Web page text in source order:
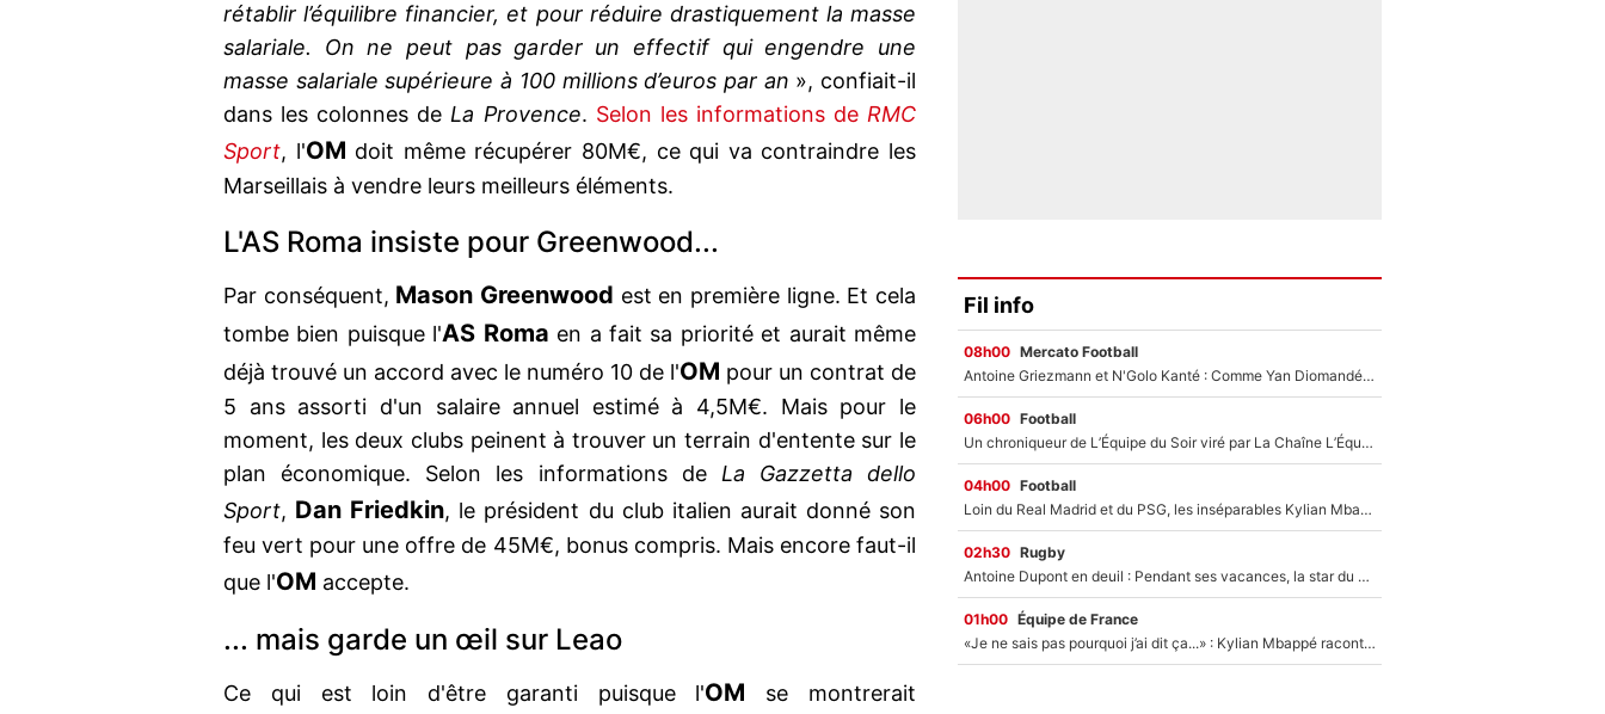
rétablir l’équilibre financier, et pour réduire drastiquement la masse
salariale. On ne peut pas garder un effectif qui engendre une
masse salariale supérieure à 100 millions d’euros par an », confiait-il
dans les colonnes deLa Provence. Selon les informations deRMC
Sport, l'OM doit même récupérer 80M€, ce qui va contraindre les
Marseillais à vendre leurs meilleurs éléments.
L'AS Roma insiste pour Greenwood...
Par conséquent, Mason Greenwood est en première ligne. Et cela
tombe bien puisque l'AS Roma en a fait sa priorité et aurait même
déjà trouvé un accord avec le numéro 10 de l'OM pour un contrat de
5 ans assorti d'un salaire annuel estimé à 4,5M€. Mais pour le
moment, les deux clubs peinent à trouver un terrain d'entente sur le
plan économique. Selon les informations de La Gazzetta dello
Sport, Dan Friedkin, le président du club italien aurait donné son
feu vert pour une offre de 45M€, bonus compris. Mais encore faut-il
que l'OM accepte.
... mais garde un œil sur Leao
Ce qui est loin d'être garanti puisque l'OM se montrerait
Fil info
08h00 Mercato Football
Antoine Griezmann et N'Golo Kanté : Comme Yan Diomandé, les deux champions du monde ont refusé de signer au PSG !
06h00 Football
Un chroniqueur de L’Équipe du Soir viré par La Chaîne L’Équipe : Même Olivier Ménard n’avait pas pu empêcher son départ, «je l’ai appris sur Twitter, je l’ai vécu assez mal»
04h00 Football
Loin du Real Madrid et du PSG, les inséparables Kylian Mbappé et Achraf Hakimi changent d'équipe le temps d'une journée !
02h30 Rugby
Antoine Dupont en deuil : Pendant ses vacances, la star du XV de France a perdu sa grand-mère
01h00 Équipe de France
«Je ne sais pas pourquoi j’ai dit ça...» : Kylian Mbappé raconte sa première rencontre avec Zinédine Zidane (et c’est très drôle)